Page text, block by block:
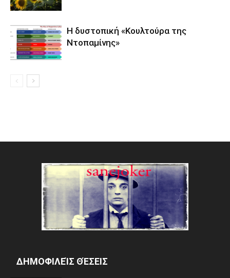
Η δυστοπική «Κουλτούρα της
Ντοπαμίνης»
ΔΗΜΟΦΙΛΕΊΣ ΘΈΣΕΙΣ